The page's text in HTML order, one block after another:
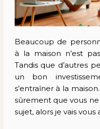
Beaucoup de
à la maison n’est
Tandis que d’autres
un bon
s’entraîner à la
sûrement que vous
sujet, alors je vais vous